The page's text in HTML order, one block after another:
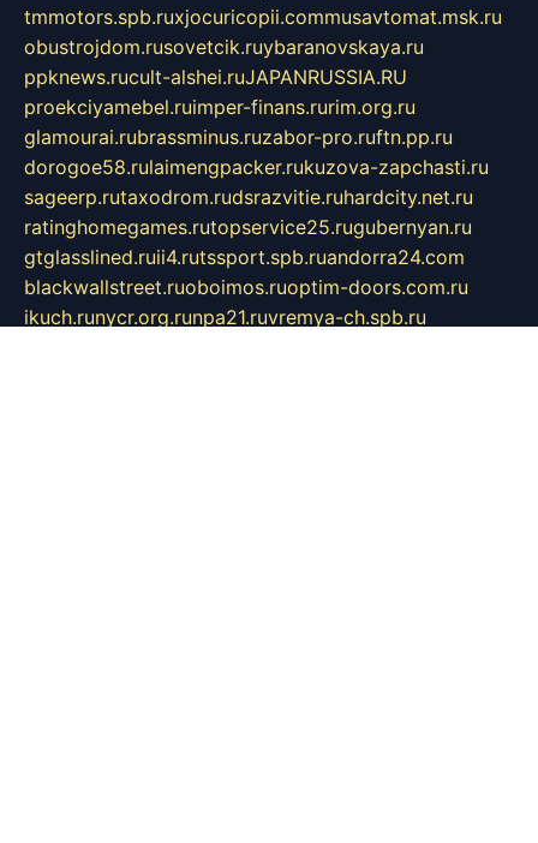
tmmotors.spb.ruxjocuricopii.commusavtomat.msk.ru
obustrojdom.rusovetcik.ruybaranovskaya.ru
ppknews.rucult-alshei.ruJAPANRUSSIA.RU
proekciyamebel.ruimper-finans.rurim.org.ru
glamourai.rubrassminus.ruzabor-pro.ruftn.pp.ru
dorogoe58.rulaimengpacker.rukuzova-zapchasti.ru
sageerp.rutaxodrom.rudsrazvitie.ruhardcity.net.ru
ratinghomegames.rutopservice25.rugubernyan.ru
gtglasslined.ruii4.rutssport.spb.ruandorra24.com
blackwallstreet.ruoboimos.ruoptim-doors.com.ru
ikuch.runycr.org.runpa21.ruvremya-ch.spb.ru